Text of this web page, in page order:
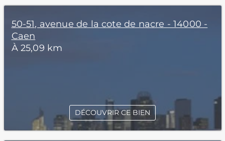
50-51, avenue de la cote de nacre - 14000 -
Caen
À 25,09 km
DÉCOUVRIR CE BIEN